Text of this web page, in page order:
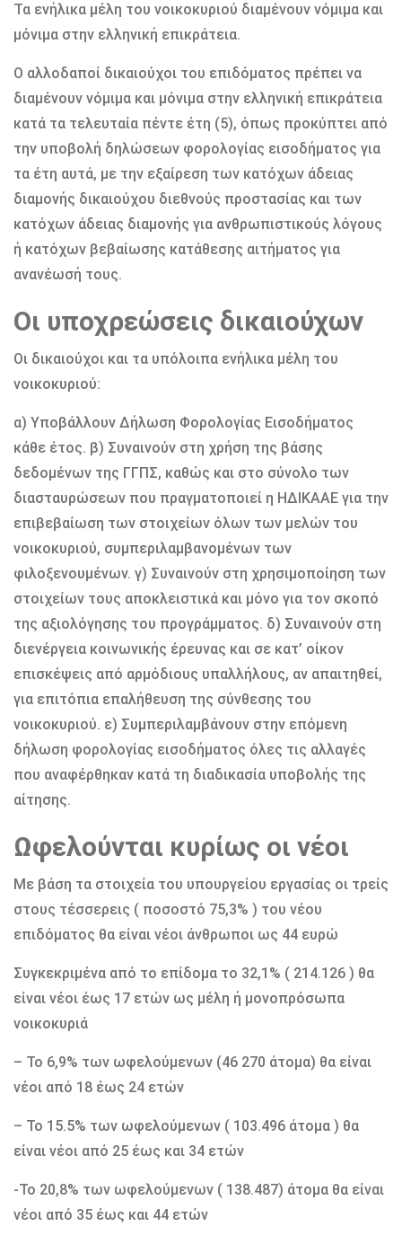
Τα ενήλικα μέλη του νοικοκυριού διαμένουν νόμιμα και
μόνιμα στην ελληνική επικράτεια.
Ο αλλοδαποί δικαιούχοι του επιδόματος πρέπει να
διαμένουν νόμιμα και μόνιμα στην ελληνική επικράτεια
κατά τα τελευταία πέντε έτη (5), όπως προκύπτει από
την υποβολή δηλώσεων φορολογίας εισοδήματος για
τα έτη αυτά, με την εξαίρεση των κατόχων άδειας
διαμονής δικαιούχου διεθνούς προστασίας και των
κατόχων άδειας διαμονής για ανθρωπιστικούς λόγους
ή κατόχων βεβαίωσης κατάθεσης αιτήματος για
ανανέωσή τους.
Οι υποχρεώσεις δικαιούχων
Οι δικαιούχοι και τα υπόλοιπα ενήλικα μέλη του
νοικοκυριού:
α) Υποβάλλουν Δήλωση Φορολογίας Εισοδήματος
κάθε έτος. β) Συναινούν στη χρήση της βάσης
δεδομένων της ΓΓΠΣ, καθώς και στο σύνολο των
διασταυρώσεων που πραγματοποιεί η ΗΔΙΚΑΑΕ για την
επιβεβαίωση των στοιχείων όλων των μελών του
νοικοκυριού, συμπεριλαμβανομένων των
φιλοξενουμένων. γ) Συναινούν στη χρησιμοποίηση των
στοιχείων τους αποκλειστικά και μόνο για τον σκοπό
της αξιολόγησης του προγράμματος. δ) Συναινούν στη
διενέργεια κοινωνικής έρευνας και σε κατ’ οίκον
επισκέψεις από αρμόδιους υπαλλήλους, αν απαιτηθεί,
για επιτόπια επαλήθευση της σύνθεσης του
νοικοκυριού. ε) Συμπεριλαμβάνουν στην επόμενη
δήλωση φορολογίας εισοδήματος όλες τις αλλαγές
που αναφέρθηκαν κατά τη διαδικασία υποβολής της
αίτησης.
Ωφελούνται κυρίως οι νέοι
Με βάση τα στοιχεία του υπουργείου εργασίας οι τρείς
στους τέσσερεις ( ποσοστό 75,3% ) του νέου
επιδόματος θα είναι νέοι άνθρωποι ως 44 ευρώ
Συγκεκριμένα από το επίδομα το 32,1% ( 214.126 ) θα
είναι νέοι έως 17 ετών ως μέλη ή μονοπρόσωπα
νοικοκυριά
– Το 6,9% των ωφελούμενων (46 270 άτομα) θα είναι
νέοι από 18 έως 24 ετών
– Το 15.5% των ωφελούμενων ( 103.496 άτομα ) θα
είναι νέοι από 25 έως και 34 ετών
-Το 20,8% των ωφελούμενων ( 138.487) άτομα θα είναι
νέοι από 35 έως και 44 ετών